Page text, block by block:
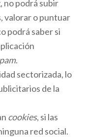
no podrá subir
valorar o puntuar
podrá saber si
.
sectorizada, lo
de la
cookies, si las
red social.